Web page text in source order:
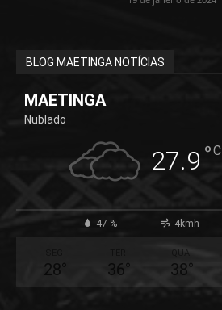
BLOG MAETINGA NOTÍCIAS
MAETINGA
Nublado
27.9 °C
47 % 4kmh
28° 36°
QUA
38°